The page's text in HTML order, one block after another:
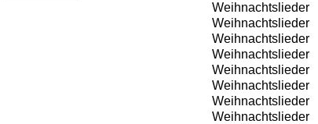
Weihnachtslieder
Weihnachtslieder
Weihnachtslieder
Weihnachtslieder
Weihnachtslieder
Weihnachtslieder
Weihnachtslieder
Weihnachtslieder